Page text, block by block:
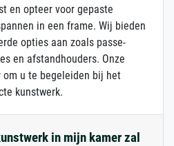
en opteer voor gepaste
in een frame. Wij bieden
opties aan zoals passe-
en afstandhouders. Onze
u te begeleiden bij het
kunstwerk.
in mijn kamer zal